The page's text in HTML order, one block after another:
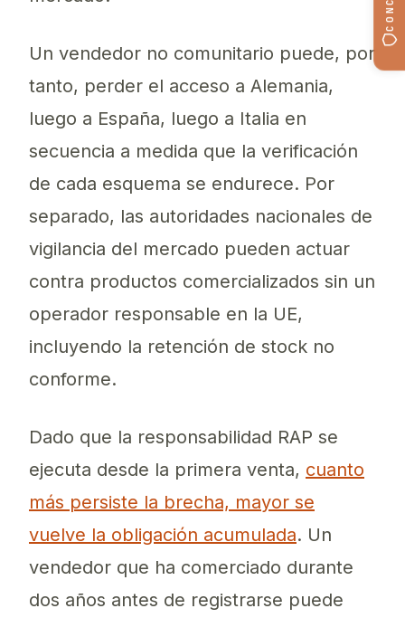
Un vendedor no comunitario puede, por
tanto, perder el acceso a Alemania,
luego a España, luego a Italia en
secuencia a medida que la verificación
de cada esquema se endurece. Por
separado, las autoridades nacionales de
vigilancia del mercado pueden actuar
contra productos comercializados sin un
operador responsable en la UE,
incluyendo la retención de stock no
conforme.
Dado que la responsabilidad RAP se
ejecuta desde la primera venta, cuanto
más persiste la brecha, mayor se
vuelve la obligación acumulada. Un
vendedor que ha comerciado durante
dos años antes de registrarse puede